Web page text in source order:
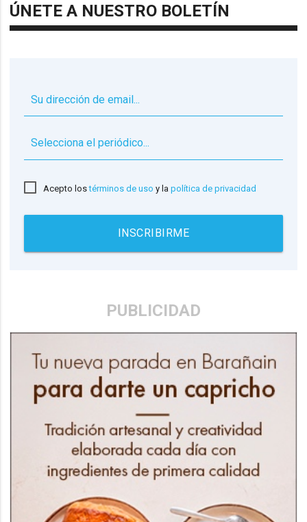
ÚNETE A NUESTRO BOLETÍN
Acepto lostérminos de uso y lapolítica de privacidad
INSCRIBIRME
PUBLICIDAD